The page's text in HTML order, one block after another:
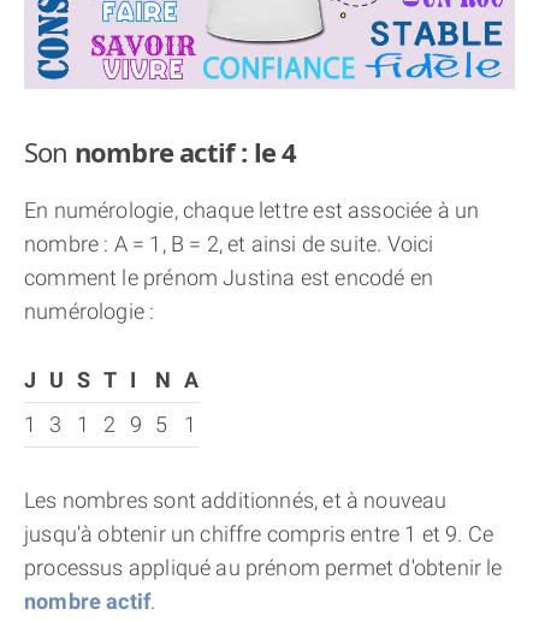
Son nombre actif : le 4
En numérologie, chaque lettre est associée à un
nombre : A = 1, B = 2, et ainsi de suite. Voici
comment le prénom Justina est encodé en
numérologie :
J U S T I N A
1
3 1 2 9 5 1
Les nombres sont additionnés, et à nouveau
jusqu'à obtenir un chiffre compris entre 1 et 9. Ce
processus appliqué au prénom permet d'obtenir le
nombre actif.
(À PROPOS)